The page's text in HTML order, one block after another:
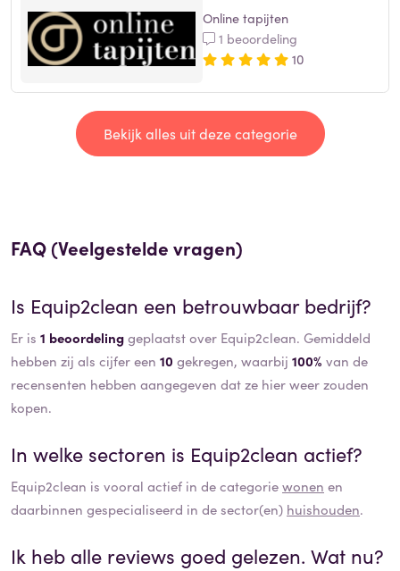
Online tapijten
1 beoordeling
10
Bekijk alles uit deze categorie
FAQ (Veelgestelde vragen)
Is Equip2clean een betrouwbaar bedrijf?
Er is 1 beoordelinggeplaatst over Equip2clean. Gemiddeld
hebben zij als cijfer een 10 gekregen, waarbij 100% van de
recensenten hebben aangegeven dat ze hier weer zouden
kopen.
In welke sectoren is Equip2clean actief?
Equip2clean is vooral actief in de categoriewonen en
daarbinnen gespecialiseerd in de sector(en) huishouden.
Ik heb alle reviews goed gelezen. Wat nu?